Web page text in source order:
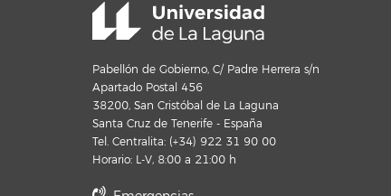
Pabellón de Gobierno, C/ Padre Herrera s/n
Apartado Postal 456
38200, San Cristóbal de La Laguna
Santa Cruz de Tenerife - España
Tel. Centralita: (+34) 922 31 90 00
Horario: L-V, 8:00 a 21:00 h